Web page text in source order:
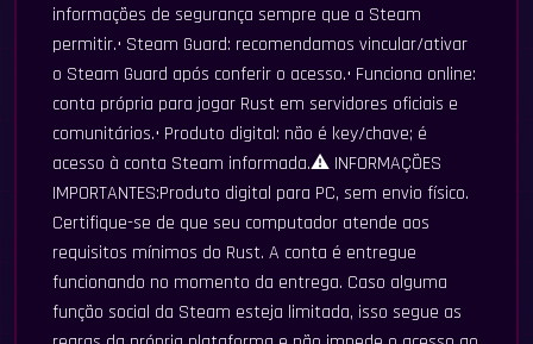
informações de segurança sempre que a Steam
permitir.• Steam Guard: recomendamos vincular/ativar
o Steam Guard após conferir o acesso.• Funciona online:
conta própria para jogar Rust em servidores oficiais e
comunitários.• Produto digital: não é key/chave; é
acesso à conta Steam informada.⚠️ INFORMAÇÕES
IMPORTANTES:Produto digital para PC, sem envio físico.
Certifique-se de que seu computador atende aos
requisitos mínimos do Rust. A conta é entregue
funcionando no momento da entrega. Caso alguma
função social da Steam esteja limitada, isso segue as